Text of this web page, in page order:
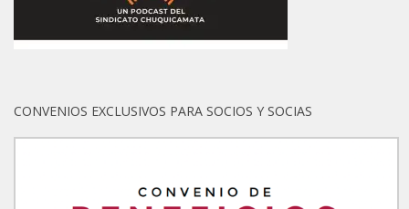
CONVENIOS EXCLUSIVOS PARA SOCIOS Y SOCIAS